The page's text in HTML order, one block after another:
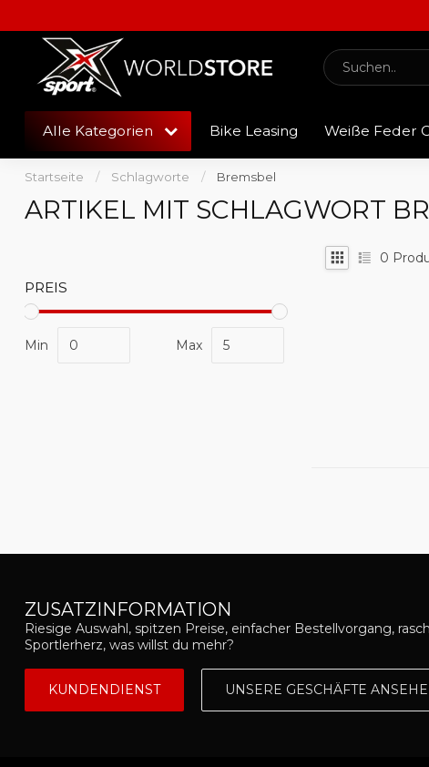
Alle Kategorien Bike Leasing Weiße Feder
Startseite / Schlagworte / Bremsbel
ARTIKEL MIT SCHLAGWORT
PREIS
Min Max
0
ZUSATZINFORMATION
Riesige Auswahl, spitzen Preise, einfacher Bestellvorgang,
Sportlerherz, was willst du mehr?
KUNDENDIENST UNSERE GESCHÄFTE